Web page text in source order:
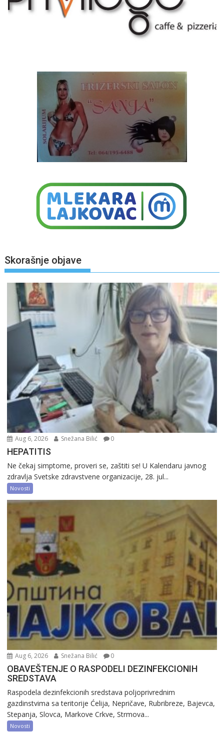
Skorašnje objave
Aug 6, 2026 Snežana Bilić 0
HEPATITIS
Ne čekaj simptome, proveri se, zaštiti se! U Kalendaru javnog
zdravlja Svetske zdravstvene organizacije, 28. jul...
Novosti
Aug 6, 2026 Snežana Bilić 0
OBAVEŠTENJE O RASPODELI DEZINFEKCIONIH
SREDSTAVA
Raspodela dezinfekcionih sredstava poljoprivrednim
gazdinstvima sa teritorije Ćelija, Nepričave, Rubribreze, Bajevca,
Stepanja, Slovca, Markove Crkve, Strmova...
Novosti